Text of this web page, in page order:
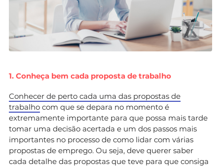
1. Conheça bem cada proposta de trabalho
Conhecer de perto cada uma das propostas de
trabalho com que se depara no momento é
extremamente importante para que possa mais tarde
tomar uma decisão acertada e um dos passos mais
importantes no processo de como lidar com várias
propostas de emprego. Ou seja, deve querer saber
cada detalhe das propostas que teve para que consiga